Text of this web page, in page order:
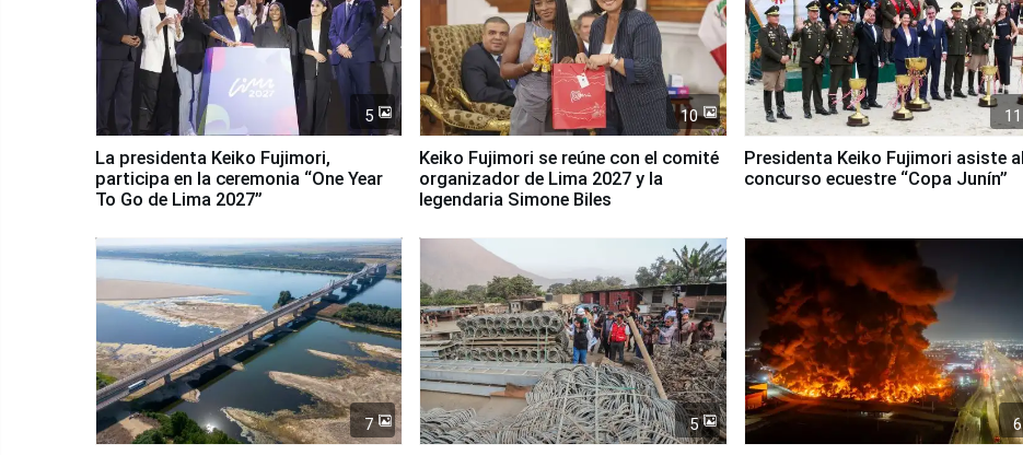
5
La presidenta Keiko Fujimori,
participa en la ceremonia “One Year
To Go de Lima 2027”
10
Keiko Fujimori se reúne con el comité
organizador de Lima 2027 y la
legendaria Simone Biles
11
Presidenta Keiko Fujimori asiste al
concurso ecuestre “Copa Junín”
7 5 6